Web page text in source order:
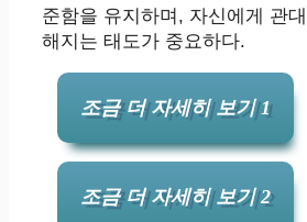
준함을 유지하며, 자신에게 관대
해지는 태도가 중요하다.
조금 더 자세히 보기 1
조금 더 자세히 보기 2